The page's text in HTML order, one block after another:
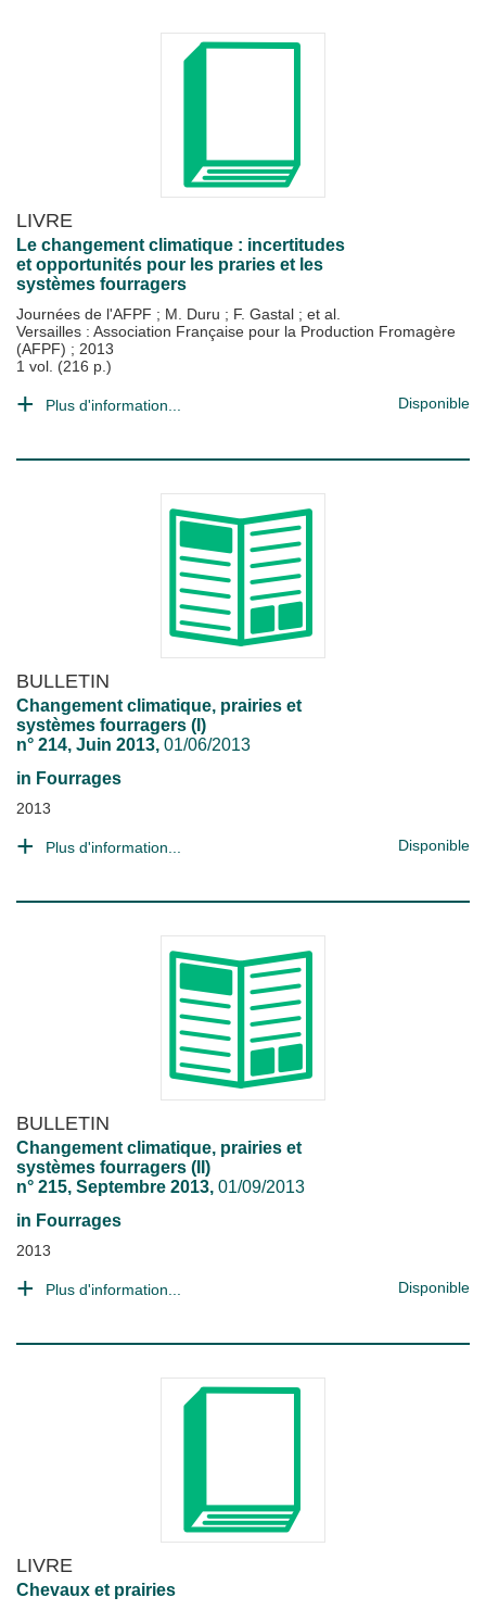
LIVRE
Le changement climatique : incertitudes
et opportunités pour les praries et les
systèmes fourragers
Journées de l'AFPF ; M. Duru ; F. Gastal ; et al.
Versailles : Association Française pour la Production Fromagère
(AFPF) ; 2013
1 vol. (216 p.)
Plus d'information... Disponible
BULLETIN
Changement climatique, prairies et
systèmes fourragers (I)
n° 214, Juin 2013, 01/06/2013
in Fourrages
2013
Plus d'information... Disponible
BULLETIN
Changement climatique, prairies et
systèmes fourragers (II)
n° 215, Septembre 2013, 01/09/2013
in Fourrages
2013
Plus d'information... Disponible
LIVRE
Chevaux et prairies